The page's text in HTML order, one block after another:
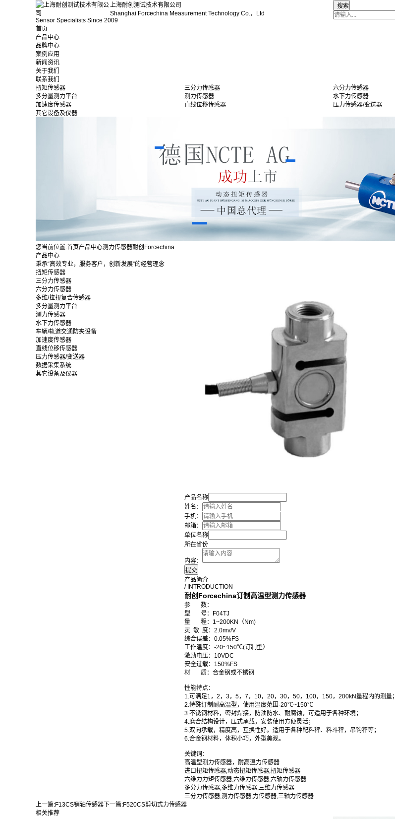
上海耐创测试技术有限公司
Shanghai Forcechina Measurement Technology Co.，Ltd
Sensor Specialists Since 2009
首页
产品中心
品牌中心
案例应用
新闻资讯
关于我们
联系我们
扭矩传感器
三分力传感器 六分力传感器
多分量测力平台
测力传感器 水下力传感器
加速度传感器
直线位移传感器 压力传感器/变送器
其它设备及仪器
您当前位置:首页产品中心测力传感器耐创Forcechina
产品中心
秉承“高效专业，服务客户，创新发展”的经营理念
扭矩传感器
三分力传感器
六分力传感器
多维/拉扭复合传感器
多分量测力平台
测力传感器
水下力传感器
车辆/轨道交通防夹设备
加速度传感器
直线位移传感器
压力传感器/变送器
数据采集系统
其它设备及仪器
产品名称
姓名：
手机：
邮箱：
单位名称
所在省份
内容：
产品简介
/ INTRODUCTION
耐创Forcechina订制高温型测力传感器
参
数：
型
号：
F04TJ
量
程： 1~200KN
（Nm)
灵 敏 度： 2.0mv/V
综合误差： 0.05%FS
工作温度： -20~150℃(订制型）
激励电压： 10VDC
安全过载： 150%FS
材 质： 合金钢或不锈钢
性能特点：
1.可满足1，2，3，5，7，10，20，30，50，100，150，200kN量程内的测量；
2.特殊订制耐高温型，使用温度范围-20℃~150℃
3.不锈钢材料，密封焊接，防油防水、耐腐蚀，可适用于各种环境；
4.磨合结构设计，压式承载，安装使用方便灵活；
5.双向承载，精度高，互换性好。适用于各种配料秤、料斗秤，吊钩秤等；
6.合金钢材料，体积小巧，外型美观。
关键词：
高温型测力传感器，耐高温力传感器
进口扭矩传感器,动态扭矩传感器,扭矩传感器
六维力力矩传感器,六维力传感器,六轴力传感器
多分力传感器,多维力传感器,三维力传感器
三分力传感器,测力传感器,力传感器,三轴力传感器
上一篇:F13CS销轴传感器 下一篇:F520CS剪切式力传感器
相关推荐